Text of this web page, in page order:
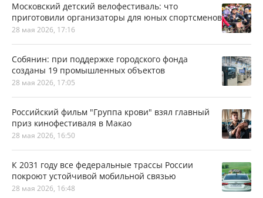
Московский детский велофестиваль: что
приготовили организаторы для юных спортсменов
28 мая 2026, 17:16
Собянин: при поддержке городского фонда
созданы 19 промышленных объектов
28 мая 2026, 17:05
Российский фильм "Группа крови" взял главный
приз кинофестиваля в Макао
28 мая 2026, 16:50
К 2031 году все федеральные трассы России
покроют устойчивой мобильной связью
28 мая 2026, 16:48